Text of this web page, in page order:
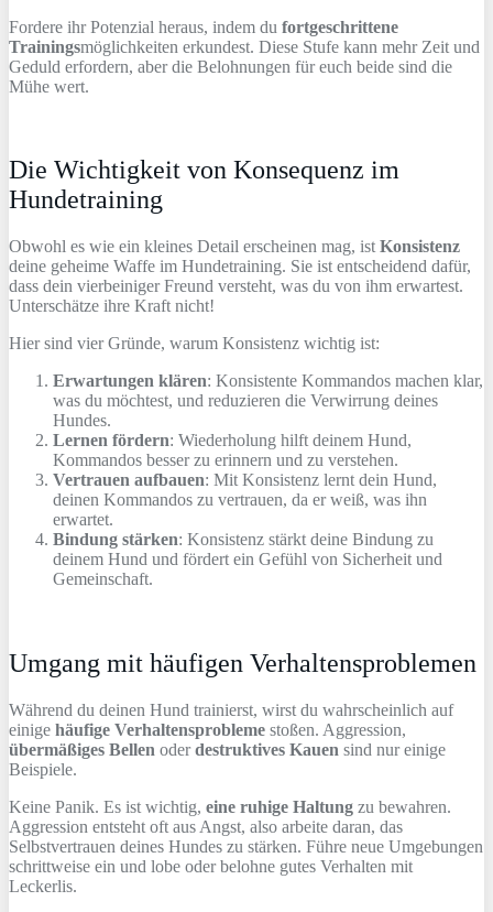
Fordere ihr Potenzial heraus, indem du fortgeschrittene
Trainingsmöglichkeiten erkundest. Diese Stufe kann mehr Zeit und
Geduld erfordern, aber die Belohnungen für euch beide sind die
Mühe wert.
Die Wichtigkeit von Konsequenz im
Hundetraining
Obwohl es wie ein kleines Detail erscheinen mag, ist Konsistenz
deine geheime Waffe im Hundetraining. Sie ist entscheidend dafür,
dass dein vierbeiniger Freund versteht, was du von ihm erwartest.
Unterschätze ihre Kraft nicht!
Hier sind vier Gründe, warum Konsistenz wichtig ist:
Erwartungen klären: Konsistente Kommandos machen klar,
was du möchtest, und reduzieren die Verwirrung deines
Hundes.
Lernen fördern: Wiederholung hilft deinem Hund,
Kommandos besser zu erinnern und zu verstehen.
Vertrauen aufbauen: Mit Konsistenz lernt dein Hund,
deinen Kommandos zu vertrauen, da er weiß, was ihn
erwartet.
Bindung stärken: Konsistenz stärkt deine Bindung zu
deinem Hund und fördert ein Gefühl von Sicherheit und
Gemeinschaft.
Umgang mit häufigen Verhaltensproblemen
Während du deinen Hund trainierst, wirst du wahrscheinlich auf
einige häufige Verhaltensprobleme stoßen. Aggression,
übermäßiges Bellen oderdestruktives Kauen sind nur einige
Beispiele.
Keine Panik. Es ist wichtig, eine ruhige Haltung zu bewahren.
Aggression entsteht oft aus Angst, also arbeite daran, das
Selbstvertrauen deines Hundes zu stärken. Führe neue Umgebungen
schrittweise ein und lobe oder belohne gutes Verhalten mit
Leckerlis.